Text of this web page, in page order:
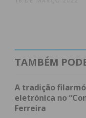
Assine
TAMBÉM
A tradição
eletrónica no
Ferreira